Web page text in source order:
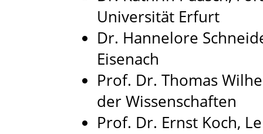
Universität Erfurt
Dr. Hannelore
Eisenach
Prof. Dr. Thomas
der Wissenschaften
Prof. Dr. Ernst Koch,